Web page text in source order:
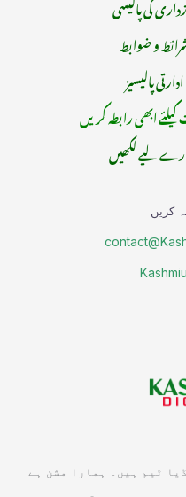
کی پالیسی
و ضوابط
ادارتی پالیسیز
ابھی رابطہ کریں
لیے لکھیں
کریں
ٹیم ہیں۔ ہمارا مشن ہے